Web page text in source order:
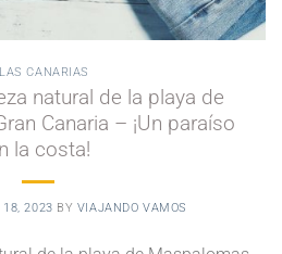
CANARIAS
natural de la playa de
Canaria – ¡Un paraíso
la costa!
18, 2023 BY VIAJANDO VAMOS